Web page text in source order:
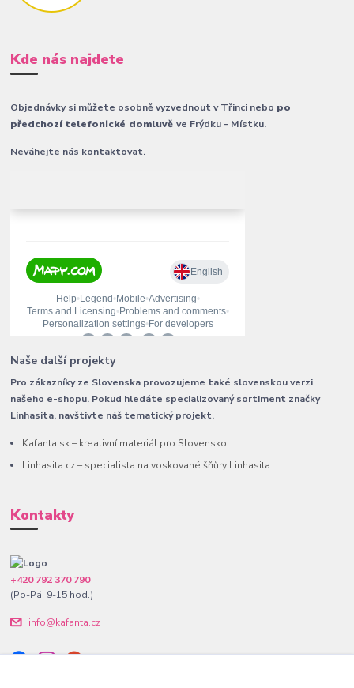
Kde nás najdete
Objednávky si můžete osobně vyzvednout v Třinci nebo po
předchozí telefonické domluvěve Frýdku - Místku.
Neváhejte nás kontaktovat.
Naše další projekty
Pro zákazníky ze Slovenska provozujeme také slovenskou verzi
našeho e-shopu. Pokud hledáte specializovaný sortiment značky
Linhasita, navštivte náš tematický projekt.
Kafanta.sk – kreativní materiál pro Slovensko
Linhasita.cz – specialista na voskované šňůry Linhasita
Kontakty
+420 792 370 790
(Po-Pá, 9-15 hod.)
info@kafanta.cz